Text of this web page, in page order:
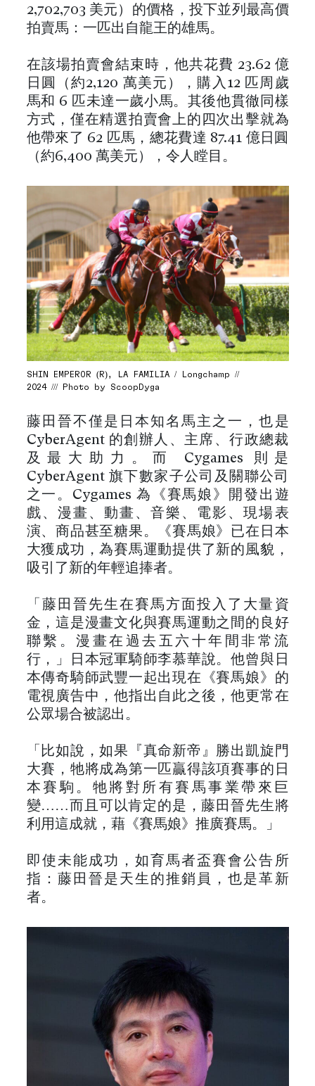
2,702,703 美元）的價格，投下並列最高價
拍賣馬：一匹出自龍王的雄馬。
在該場拍賣會結束時，他共花費 23.62 億
日圓（約2,120 萬美元），購入12 匹周歲
馬和 6 匹未達一歲小馬。其後他貫徹同樣
方式，僅在精選拍賣會上的四次出擊就為
他帶來了 62 匹馬，總花費達 87.41 億日圓
（約6,400 萬美元），令人瞠目。
SHIN EMPEROR (R), LA FAMILIA / Longchamp //
2024 /// Photo by ScoopDyga
藤田晉不僅是日本知名馬主之一，也是
CyberAgent 的創辦人、主席、行政總裁
及最大助力。而 Cygames 則是
CyberAgent 旗下數家子公司及關聯公司
之一。Cygames 為《賽馬娘》開發出遊
戲、漫畫、動畫、音樂、電影、現場表
演、商品甚至糖果。《賽馬娘》已在日本
大獲成功，為賽馬運動提供了新的風貌，
吸引了新的年輕追捧者。
「藤田晉先生在賽馬方面投入了大量資
金，這是漫畫文化與賽馬運動之間的良好
聯繫。漫畫在過去五六十年間非常流
行，」日本冠軍騎師李慕華說。他曾與日
本傳奇騎師武豐一起出現在《賽馬娘》的
電視廣告中，他指出自此之後，他更常在
公眾場合被認出。
「比如說，如果『真命新帝』勝出凱旋門
大賽，牠將成為第一匹贏得該項賽事的日
本賽駒。牠將對所有賽馬事業帶來巨
變……而且可以肯定的是，藤田晉先生將
利用這成就，藉《賽馬娘》推廣賽馬。」
即使未能成功，如育馬者盃賽會公告所
指：藤田晉是天生的推銷員，也是革新
者。